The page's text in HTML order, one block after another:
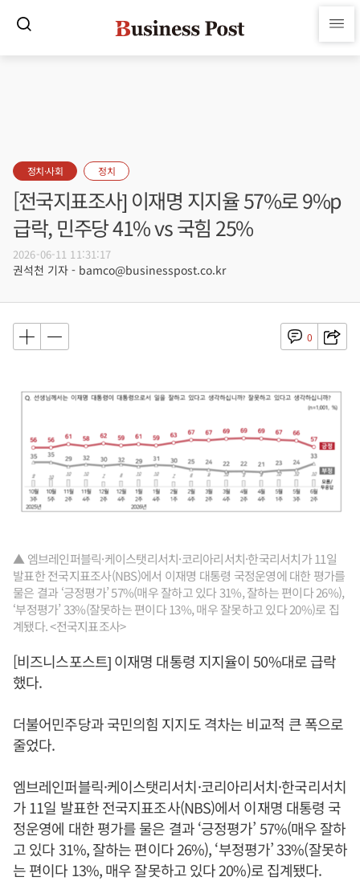
정치·사회 정치
[전국지표조사] 이재명 지지율 57%로 9%p
급락, 민주당 41% vs 국힘 25%
2026-06-11 11:31:17
권석천 기자 - bamco@businesspost.co.kr
0
▲ 엠브레인퍼블릭·케이스탯리서치·코리아리서치·한국리서치가 11일
발표한 전국지표조사(NBS)에서 이재명 대통령 국정운영에 대한 평가를
물은 결과 ‘긍정평가’ 57%(매우 잘하고 있다 31%, 잘하는 편이다 26%),
‘부정평가’ 33%(잘못하는 편이다 13%, 매우 잘못하고 있다 20%)로 집
계됐다. <전국지표조사>
[비즈니스포스트] 이재명 대통령 지지율이 50%대로 급락
했다.
더불어민주당과 국민의힘 지지도 격차는 비교적 큰 폭으로
줄었다.
엠브레인퍼블릭·케이스탯리서치·코리아리서치·한국리서치
가 11일 발표한 전국지표조사(NBS)에서 이재명 대통령 국
정운영에 대한 평가를 물은 결과 ‘긍정평가’ 57%(매우 잘하
고 있다 31%, 잘하는 편이다 26%), ‘부정평가’ 33%(잘못하
는 편이다 13%, 매우 잘못하고 있다 20%)로 집계됐다.